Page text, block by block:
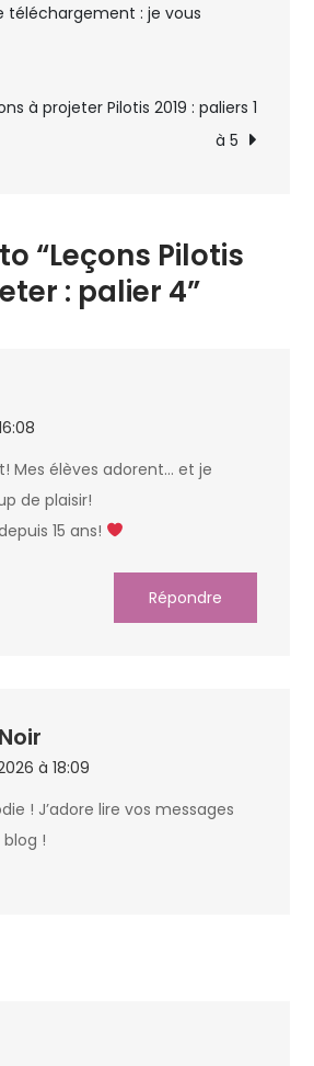
à
palier
téléchargement : je vous
à projeter Pilotis 2019 : paliers 1
à 5
“Leçons Pilotis
: palier 4”
Mes élèves adorent… et je
de plaisir!
15 ans!
Répondre
à 18:09
! J’adore lire vos messages
blog !